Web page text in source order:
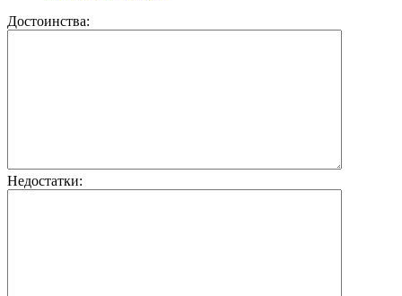
Достоинства:
Недостатки: